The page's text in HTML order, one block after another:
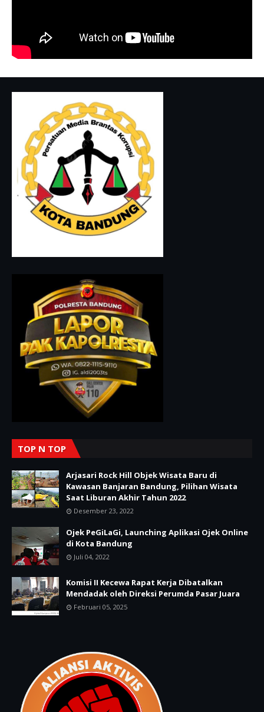
TOP N TOP
Arjasari Rock Hill Objek Wisata Baru di
Kawasan Banjaran Bandung, Pilihan Wisata
Saat Liburan Akhir Tahun 2022
Desember 23, 2022
Ojek PeGiLaGi, Launching Aplikasi Ojek Online
di Kota Bandung
Juli 04, 2022
Komisi II Kecewa Rapat Kerja Dibatalkan
Mendadak oleh Direksi Perumda Pasar Juara
Februari 05, 2025